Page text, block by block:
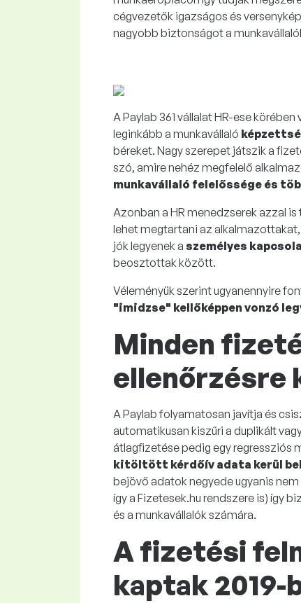
cégvezetők igazságos és
nagyobb biztonságot a
A Paylab 361 vállalat HR-ese
leginkább a munkavállaló
béreket. Nagy szerepet játszik a
szó, amire nehéz megfelelő
munkavállaló felelőssége és
Azonban a HR menedzserek azzal
lehet megtartani az
jók legyenek a személyes
beosztottak között.
Véleményük szerint ugyanennyire
"imidzse" kellőképpen vonzó
Minden
ellenőrzésre
A Paylab folyamatosan javítja és
automatikusan kiszűri a duplikált
átlagfizetése pedig egy regressziós
kitöltött kérdőív adata kerül
bejövő adatok negyede ugyanis
így a Fizetesek.hu rendszere is) így
és a munkavállalók számára.
A fizetési
kaptak 2019-